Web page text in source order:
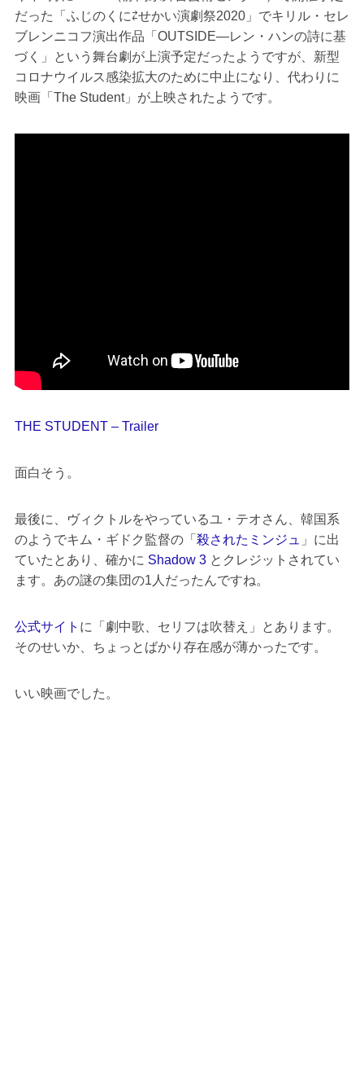
だった「ふじのくに⇄せかい演劇祭2020」でキリル・セレ
ブレンニコフ演出作品「OUTSIDE―レン・ハンの詩に基
づく」という舞台劇が上演予定だったようですが、新型
コロナウイルス感染拡大のために中止になり、代わりに
映画「The Student」が上映されたようです。
THE STUDENT – Trailer
面白そう。
最後に、ヴィクトルをやっているユ・テオさん、韓国系
のようでキム・ギドク監督の「 殺されたミンジュ
」に出
ていたとあり、確かに Shadow 3とクレジットされてい
ます。あの謎の集団の1人だったんですね。
公式サイト に「劇中歌、セリフは吹替え」とあります。
そのせいか、ちょっとばかり存在感が薄かったです。
いい映画でした。